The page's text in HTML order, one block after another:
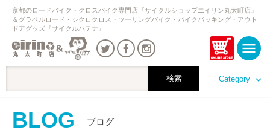
Category
京都のロードバイク・クロスバイク専門店『サイクルショップエイリン丸太町店』
＆グラベルロード・シクロクロス・ツーリングバイク・バイクパッキング・アウト
ドアグッズ『サイクルハテナ』
BLOG ブログ